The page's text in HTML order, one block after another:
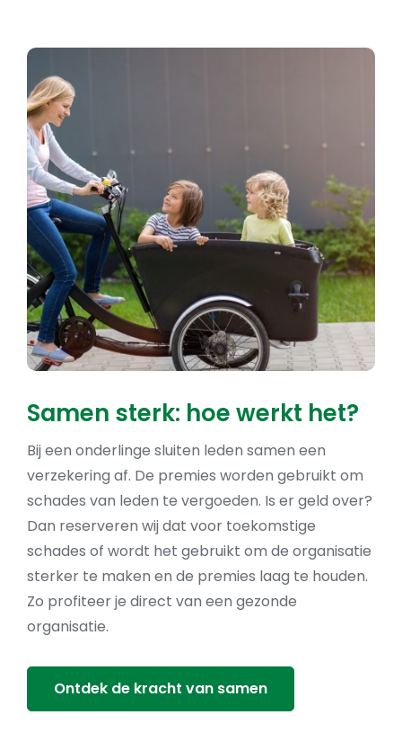
Samen sterk: hoe werkt het?
Bij een onderlinge sluiten leden samen een
verzekering af. De premies worden gebruikt om
schades van leden te vergoeden. Is er geld over?
Dan reserveren wij dat voor toekomstige
schades of wordt het gebruikt om de organisatie
sterker te maken en de premies laag te houden.
Zo profiteer je direct van een gezonde
organisatie.
Ontdek de kracht van samen